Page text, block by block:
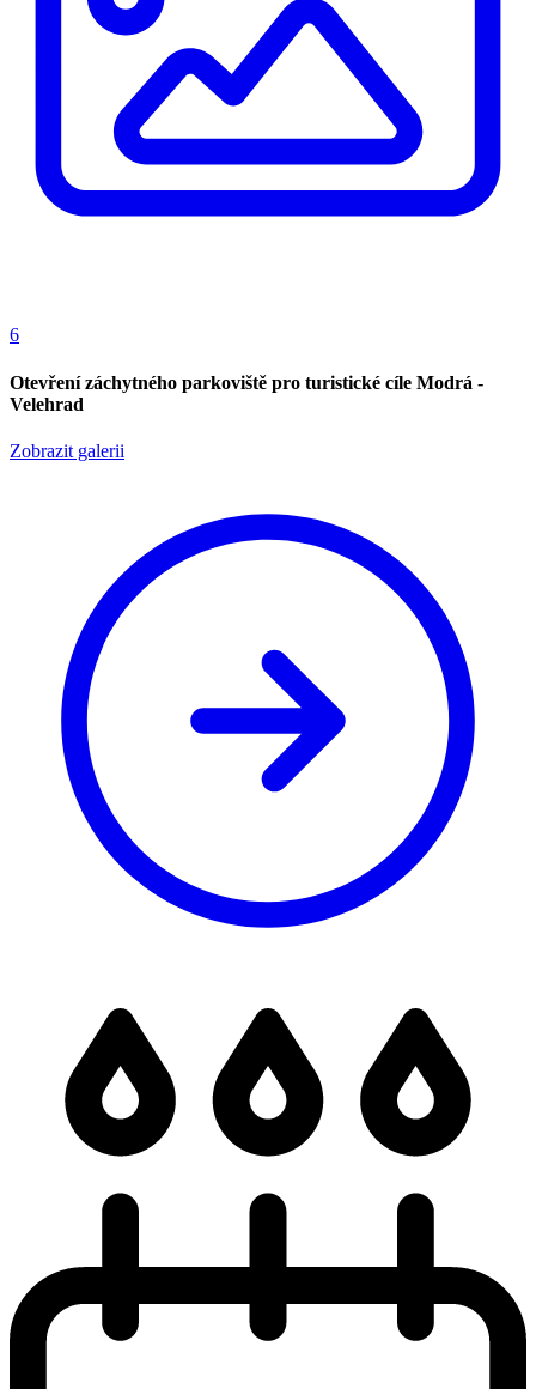
6
Otevření záchytného parkoviště pro turistické cíle Modrá -
Velehrad
Zobrazit galerii